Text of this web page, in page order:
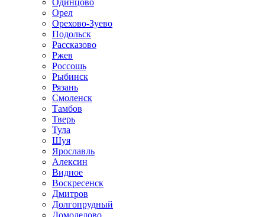
Одинцово
Орел
Орехово-Зуево
Подольск
Рассказово
Ржев
Россошь
Рыбинск
Рязань
Смоленск
Тамбов
Тверь
Тула
Шуя
Ярославль
Алексин
Видное
Воскресенск
Дмитров
Долгопрудный
Домодедово